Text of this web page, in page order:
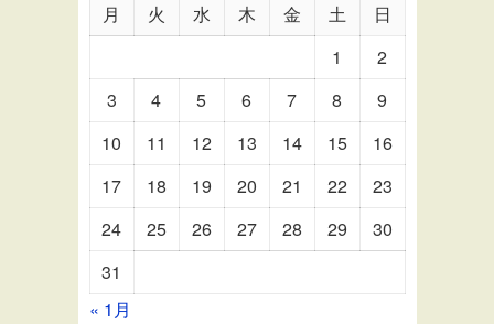
月
火 水 木 金 土
日
1
2
3
4 5 6 7 8
9
10
11 12 13 14 15
16
17
18 19 20 21 22
23
24
25 26 27 28 29
30
31
« 1月